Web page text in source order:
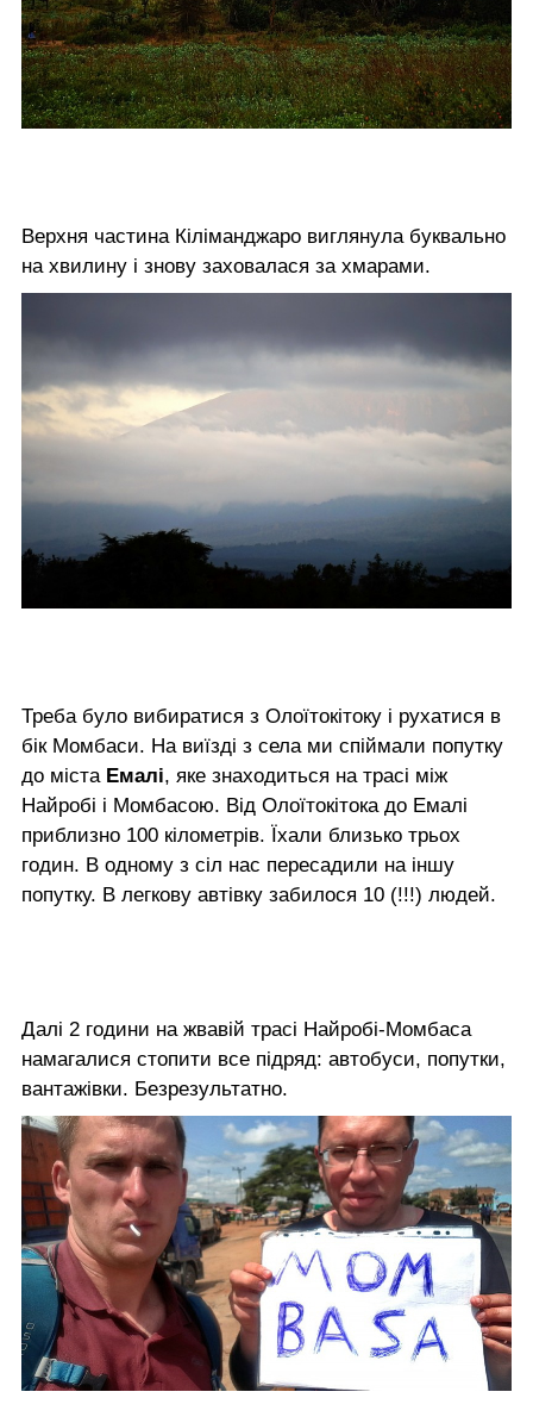
Верхня частина Кіліманджаро виглянула буквально
на хвилину і знову заховалася за хмарами.
Треба було вибиратися з Олоїтокітоку і рухатися в
бік Момбаси. На виїзді з села ми спіймали попутку
до міста Емалі, яке знаходиться на трасі між
Найробі і Момбасою. Від Олоїтокітока до Емалі
приблизно 100 кілометрів. Їхали близько трьох
годин. В одному з сіл нас пересадили на іншу
попутку. В легкову автівку забилося 10 (!!!) людей.
Далі 2 години на жвавій трасі Найробі-Момбаса
намагалися стопити все підряд: автобуси, попутки,
вантажівки. Безрезультатно.